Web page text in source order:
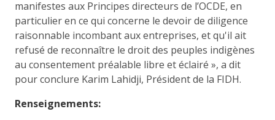
manifestes aux Principes directeurs de l’OCDE, en
particulier en ce qui concerne le devoir de diligence
raisonnable incombant aux entreprises, et qu'il ait
refusé de reconnaître le droit des peuples indigènes
au consentement préalable libre et éclairé », a dit
pour conclure Karim Lahidji, Président de la FIDH.
Renseignements: